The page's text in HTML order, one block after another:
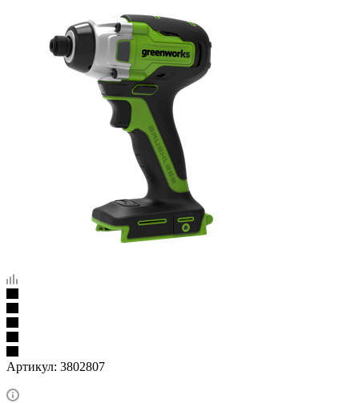
Артикул: 3802807